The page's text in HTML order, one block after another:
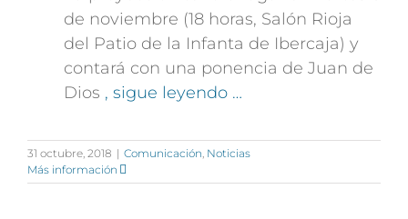
de noviembre (18 horas, Salón Rioja
del Patio de la Infanta de Ibercaja) y
contará con una ponencia de Juan de
Dios , sigue leyendo …
31 octubre, 2018 | Comunicación Noticias
Más información